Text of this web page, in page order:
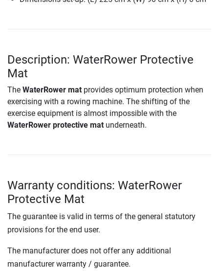
Description: WaterRower Protective
Mat
The WaterRower mat provides optimum protection when
exercising with a rowing machine. The shifting of the
exercise equipment is almost impossible with the
WaterRower protective mat underneath.
Warranty conditions: WaterRower
Protective Mat
The guarantee is valid in terms of the general statutory
provisions for the end user.
The manufacturer does not offer any additional
manufacturer warranty / guarantee.